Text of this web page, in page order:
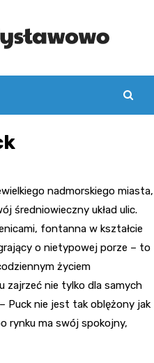
nadmorskiego miasta,
średniowieczny układ ulic.
fontanna w kształcie
o nietypowej porze – to
życiem
zajrzeć nie tylko dla samych
Puck nie jest tak oblężony jak
rynku ma swój spokojny,